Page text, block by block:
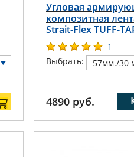
Угловая
композитная
Strait-Flex TUFF-
1
Выбрать:
57мм./30
4890 руб.